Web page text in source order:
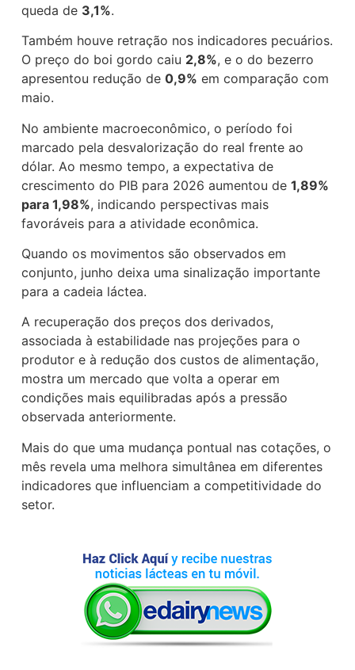
queda de 3,1%.
Também houve retração nos indicadores pecuários.
O preço do boi gordo caiu 2,8%, e o do bezerro
apresentou redução de0,9% em comparação com
maio.
No ambiente macroeconômico, o período foi
marcado pela desvalorização do real frente ao
dólar. Ao mesmo tempo, a expectativa de
crescimento do PIB para 2026 aumentou de1,89%
para 1,98%, indicando perspectivas mais
favoráveis para a atividade econômica.
Quando os movimentos são observados em
conjunto, junho deixa uma sinalização importante
para a cadeia láctea.
A recuperação dos preços dos derivados,
associada à estabilidade nas projeções para o
produtor e à redução dos custos de alimentação,
mostra um mercado que volta a operar em
condições mais equilibradas após a pressão
observada anteriormente.
Mais do que uma mudança pontual nas cotações, o
mês revela uma melhora simultânea em diferentes
indicadores que influenciam a competitividade do
setor.